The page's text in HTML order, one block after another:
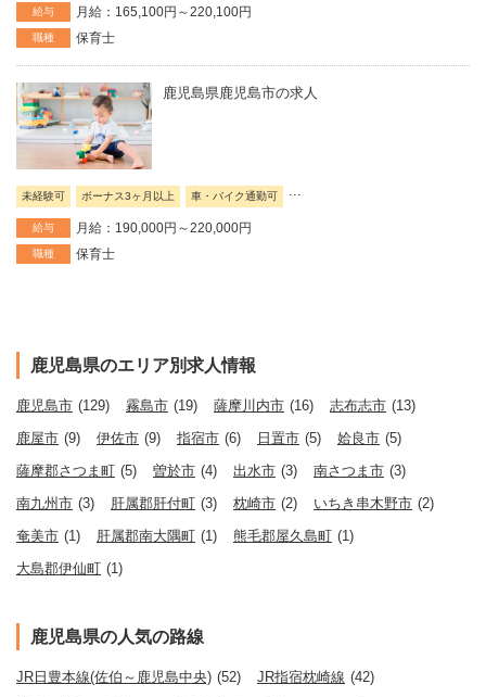
給与 月給：165,100円～220,100円
職種 保育士
鹿児島県鹿児島市の求人
未経験可 ボーナス3ヶ月以上 車・バイク通勤可
給与 月給：190,000円～220,000円
職種 保育士
鹿児島県のエリア別求人情報
鹿児島市 (129) 霧島市 (19) 薩摩川内市 (16) 志布志市 (13)
鹿屋市 (9) 伊佐市 (9) 指宿市 (6) 日置市 (5) 姶良市 (5)
薩摩郡さつま町 (5) 曽於市 (4) 出水市 (3) 南さつま市 (3)
南九州市 (3) 肝属郡肝付町 (3) 枕崎市 (2) いちき串木野市 (2)
奄美市 (1) 肝属郡南大隅町 (1) 熊毛郡屋久島町 (1)
大島郡伊仙町 (1)
鹿児島県の人気の路線
JR日豊本線(佐伯～鹿児島中央) (52) JR指宿枕崎線 (42)